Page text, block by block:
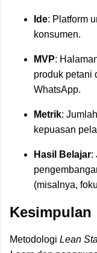
Ide: Platform
konsumen.
MVP:
produk petani
WhatsApp.
Metrik:
kepuasan
Hasil Belajar:
(misalnya,
Kesimpulan
Metodologi Lean